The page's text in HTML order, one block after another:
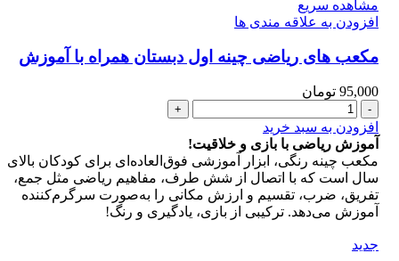
عدد
مشاهده سریع
افزودن به علاقه مندی ها
مکعب های ریاضی چینه اول دبستان همراه با آموزش
95,000 تومان
مکعب
های
ریاضی
چینه
اول
دبستان
همراه
آموزش
افزودن به سبد خرید
آموزش ریاضی با بازی و خلاقیت!
سال است که با اتصال از شش طرف، مفاهیم ریاضی مثل جمع،
تفریق، ضرب، تقسیم و ارزش مکانی را به‌صورت سرگرم‌کننده
آموزش می‌دهد. ترکیبی از بازی، یادگیری و رنگ!
جدید